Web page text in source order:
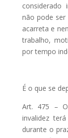
considerado
não pode ser
acarreta e
trabalho,
por tempo
É o que se
Art. 475 –
invalidez
durante o